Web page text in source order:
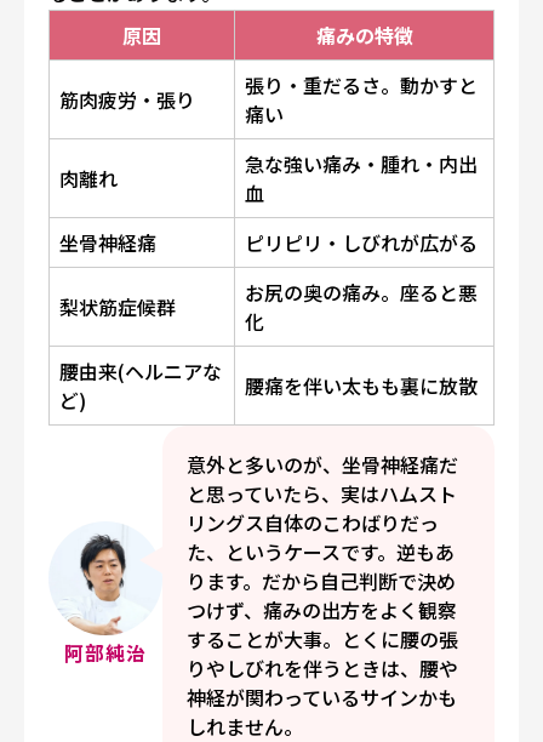
原因
痛みの特徴
筋肉疲労・張り
張り・重だるさ。動かすと
痛い
肉離れ
急な強い痛み・腫れ・内出
血
坐骨神経痛
ピリピリ・しびれが広がる
梨状筋症候群
お尻の奥の痛み。座ると悪
化
腰由来(ヘルニアな
ど)
腰痛を伴い太もも裏に放散
阿部純治
意外と多いのが、坐骨神経痛だ
と思っていたら、実はハムスト
リングス自体のこわばりだっ
た、というケースです。逆もあ
ります。だから自己判断で決め
つけず、痛みの出方をよく観察
することが大事。とくに腰の張
りやしびれを伴うときは、腰や
神経が関わっているサインかも
しれません。